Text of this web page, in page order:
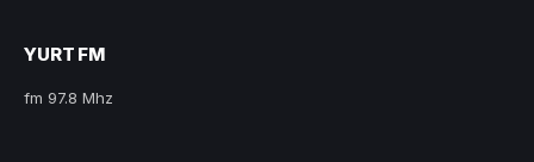
YURT FM
fm 97.8 Mhz